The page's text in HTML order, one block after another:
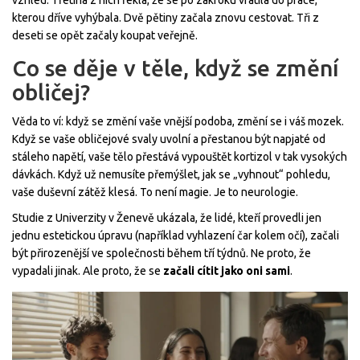
kterou dříve vyhýbala. Dvě pětiny začala znovu cestovat. Tři z
deseti se opět začaly koupat veřejně.
Co se děje v těle, když se změní
obličej?
Věda to ví: když se změní vaše vnější podoba, změní se i váš mozek.
Když se vaše obličejové svaly uvolní a přestanou být napjaté od
stáleho napětí, vaše tělo přestává vypouštět kortizol v tak vysokých
dávkách. Když už nemusíte přemýšlet, jak se „vyhnout“ pohledu,
vaše duševní zátěž klesá. To není magie. Je to neurologie.
Studie z Univerzity v Ženevě ukázala, že lidé, kteří provedli jen
jednu estetickou úpravu (například vyhlazení čar kolem očí), začali
být přirozenější ve společnosti během tří týdnů. Ne proto, že
vypadali jinak. Ale proto, že se začali cítit jako oni sami.